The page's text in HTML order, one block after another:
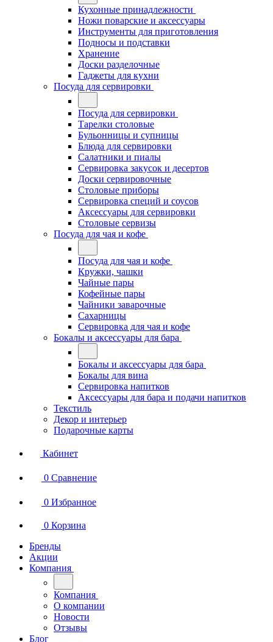
Кухонные принадлежности
Ножи поварские и аксессуары
Инструменты для приготовления
Подносы и подставки
Хранение
Доски разделочные
Гаджеты для кухни
Посуда для сервировки
Посуда для сервировки
Тарелки столовые
Бульонницы и супницы
Блюда для сервировки
Салатники и пиалы
Сервировка закусок и десертов
Доски сервировочные
Столовые приборы
Сервировка специй и соусов
Аксессуары для сервировки
Столовые сервизы
Посуда для чая и кофе
Посуда для чая и кофе
Кружки, чашки
Чайные пары
Кофейные пары
Чайники заварочные
Сахарницы
Сервировка для чая и кофе
Бокалы и аксессуары для бара
Бокалы и аксессуары для бара
Бокалы для вина
Сервировка напитков
Аксессуары для бара и подачи напитков
Текстиль
Декор и интерьер
Подарочные карты
Кабинет
0 Сравнение
0 Избранное
0 Корзина
Бренды
Акции
Компания
Компания
О компании
Новости
Отзывы
Блог